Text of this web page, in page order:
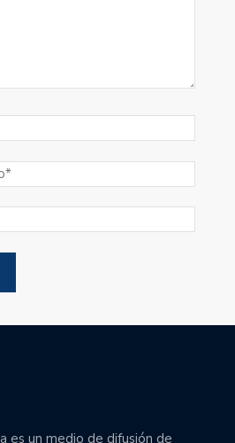
es un medio de difusión de